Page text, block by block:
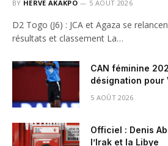
BY HERVE AKAKPO 5 AOÛT 2026
D2 Togo (J6) : JCA et Agaza se
résultats et classement La…
CAN féminine
désignation pour
5 AOÛT 2026
Officiel : Denis
l’Irak et la Libye